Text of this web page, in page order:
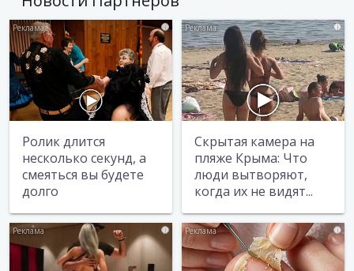
i
Ролик длится
несколько секунд, а
смеяться вы будете
долго
i
Скрытая камера на
пляже Крыма: Что
люди вытворяют,
когда их не видят...
i i